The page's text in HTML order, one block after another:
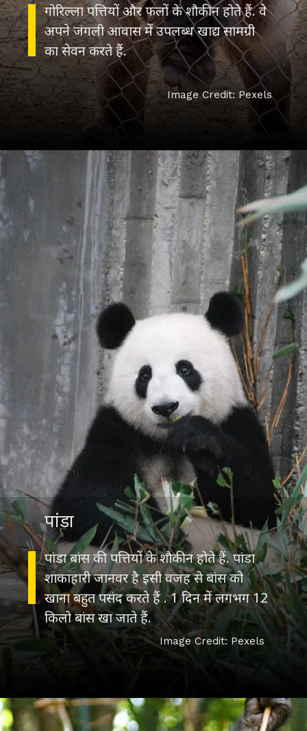
गोरिल्ला पत्तियों और फलों के शौकीन होते हैं. वे
अपने जंगली आवास में उपलब्ध खाद्य सामग्री
का सेवन करते हैं.
Image Credit: Pexels
पांडा बांस की पत्तियों के शौकीन होते हैं. पांडा
शाकाहारी जानवर है इसी वजह से बांस को
खाना बहुत पसंद करते हैं . 1 दिन में लगभग 12
किलो बांस खा जाते हैं.
पांडा
Image Credit: Pexels